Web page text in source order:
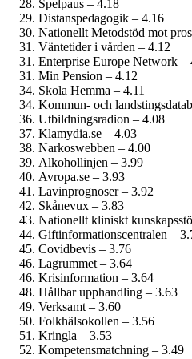
Spelpaus – 4.18
Distanspedagogik – 4.16
Nationellt Metodstöd mot
Väntetider i vården – 4.12
Enterprise Europe Network –
Min Pension – 4.12
Skola Hemma – 4.11
Kommun- och
Utbildningsradion – 4.08
Klamydia.se – 4.03
Narkoswebben – 4.00
Alkohollinjen – 3.99
Avropa.se – 3.93
Lavinprognoser – 3.92
Skånevux – 3.83
Nationellt kliniskt
Giftinformations­centralen –
Covidbevis – 3.76
Lagrummet – 3.64
Krisinformation – 3.64
Hållbar upphandling – 3.63
Verksamt – 3.60
Folkhälsokollen – 3.56
Kringla – 3.53
Kompetensmatchning – 3.49